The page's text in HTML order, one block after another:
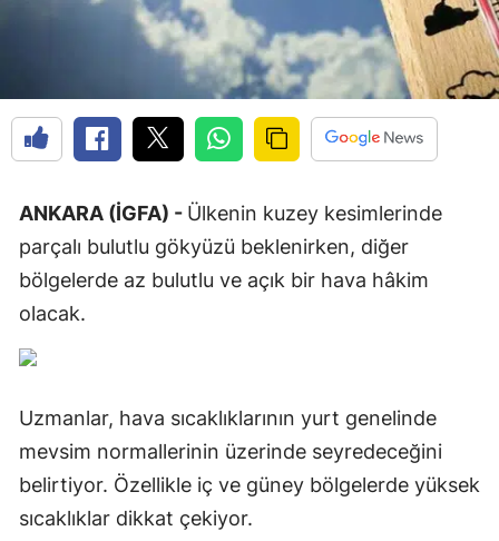
ANKARA (İGFA) - Ülkenin kuzey kesimlerinde
parçalı bulutlu gökyüzü beklenirken, diğer
bölgelerde az bulutlu ve açık bir hava hâkim
olacak.
Uzmanlar, hava sıcaklıklarının yurt genelinde
mevsim normallerinin üzerinde seyredeceğini
belirtiyor. Özellikle iç ve güney bölgelerde yüksek
sıcaklıklar dikkat çekiyor.